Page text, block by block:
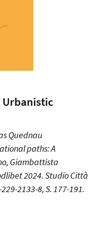
Urbanistic
Quednau
paths: A
Giambattista
2024. Studio Città
2133-8, S. 177-191.